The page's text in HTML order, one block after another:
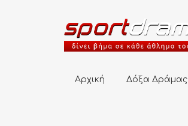
Αρχική Δόξα Δράμας